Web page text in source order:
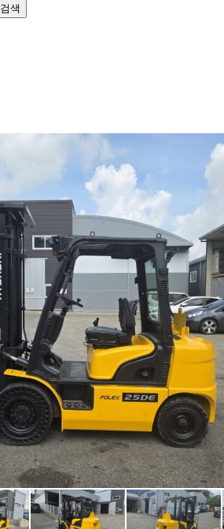
검색